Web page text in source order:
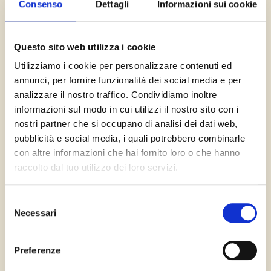
Consenso Dettagli Informazioni sui cookie
Questo sito web utilizza i cookie
Utilizziamo i cookie per personalizzare contenuti ed
annunci, per fornire funzionalità dei social media e per
analizzare il nostro traffico. Condividiamo inoltre
informazioni sul modo in cui utilizzi il nostro sito con i
nostri partner che si occupano di analisi dei dati web,
pubblicità e social media, i quali potrebbero combinarle
con altre informazioni che hai fornito loro o che hanno
raccolto dal tuo utilizzo dei loro servizi.
delNecessari
Preferenze
Sala Posta
Giacenza Digitale
Document Composition
Conversione digitale dei documenti
Invio digitale multicanale
Archiviazione ottica
TRACCIABILITÀ
Direct Mail
STAMPA